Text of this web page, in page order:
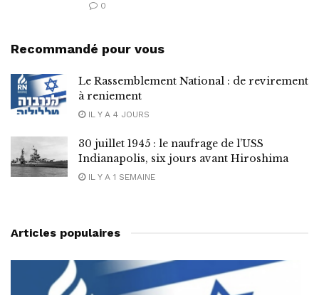
0
Recommandé pour vous
Le Rassemblement National : de revirement
à reniement
IL Y A 4 JOURS
30 juillet 1945 : le naufrage de l’USS
Indianapolis, six jours avant Hiroshima
IL Y A 1 SEMAINE
Articles populaires